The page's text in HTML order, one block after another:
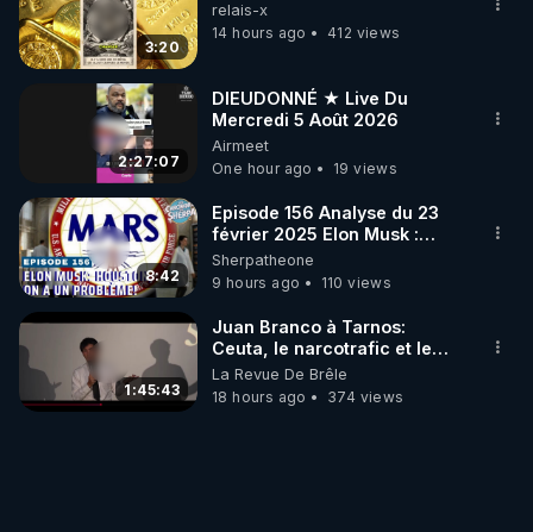
3:20
relais-x
14 hours ago
412 views
2:27:07
DIEUDONNÉ ★ Live Du
Mercredi 5 Août 2026
Airmeet
One hour ago
19 views
8:42
Episode 156 Analyse du 23
février 2025 Elon Musk :
Houston , on a un problème !
Sherpatheone
9 hours ago
110 views
1:45:43
Juan Branco à Tarnos:
Ceuta, le narcotrafic et le
pouvoir en France
La Revue De Brêle
18 hours ago
374 views